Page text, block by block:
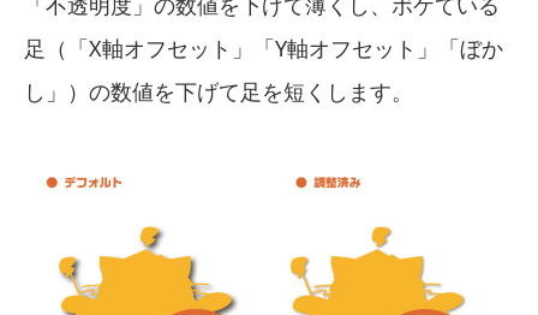
足（「X軸オフセット」「Y軸オフセット」「ぼか
し」）の数値を下げて足を短くします。